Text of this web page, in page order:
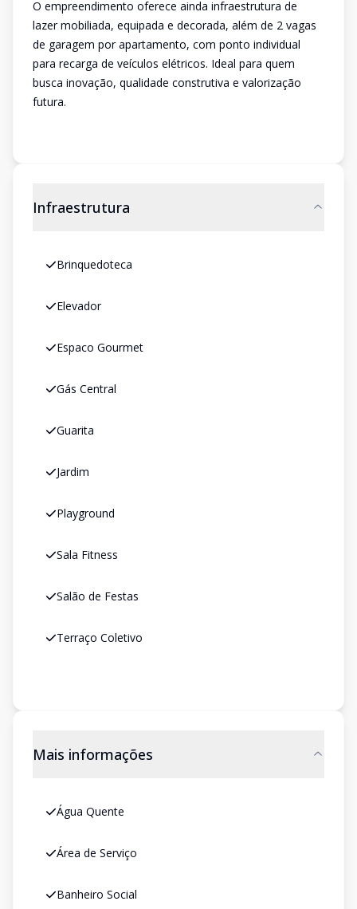
O empreendimento oferece ainda infraestrutura de
lazer mobiliada, equipada e decorada, além de 2 vagas
de garagem por apartamento, com ponto individual
para recarga de veículos elétricos. Ideal para quem
busca inovação, qualidade construtiva e valorização
futura.
Infraestrutura
Brinquedoteca
Elevador
Espaco Gourmet
Gás Central
Guarita
Jardim
Playground
Sala Fitness
Salão de Festas
Terraço Coletivo
Mais informações
Água Quente
Área de Serviço
Banheiro Social